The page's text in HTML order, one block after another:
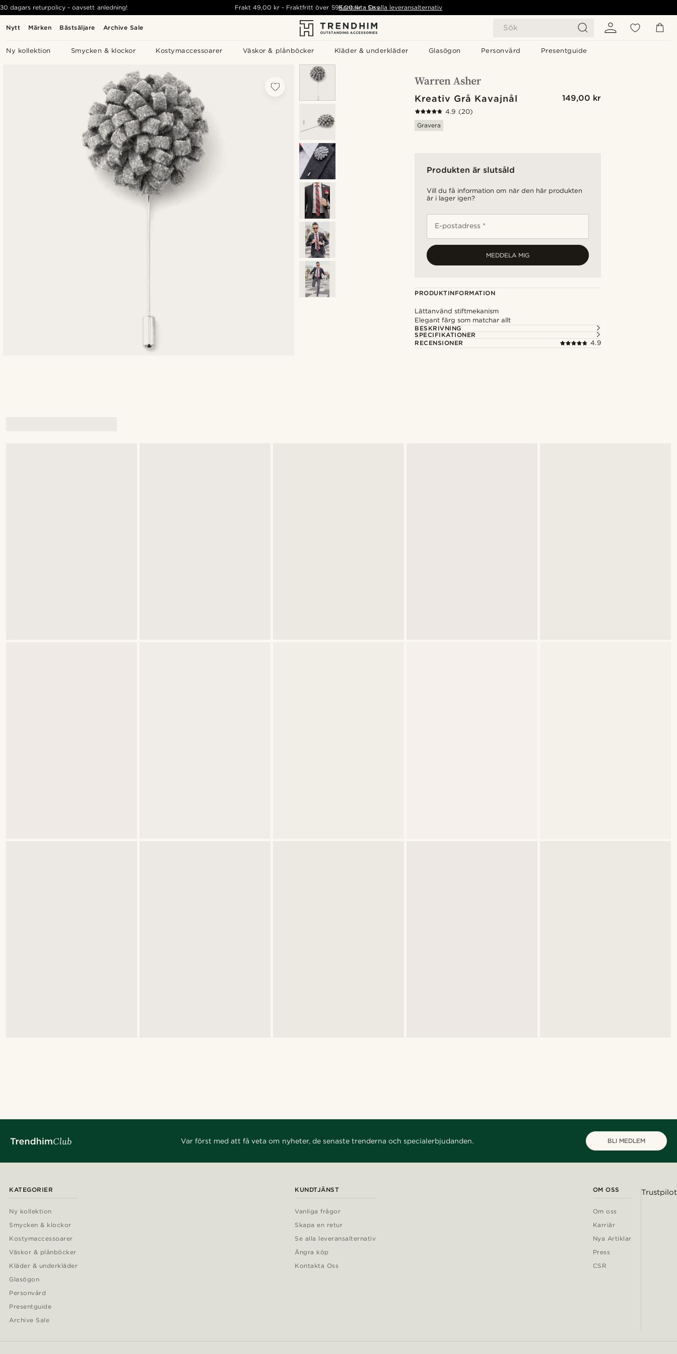
Nytt Märken Bästsäljare Archive Sale Sök
Ny kollektion Smycken & klockor Kostymaccessoarer Väskor & plånböcker Kläder & underkläder Glasögon Personvård Presentguide
30 dagars returpolicy - oavsett anledning! Frakt49,00 kr - Fraktfritt över 595,00 kr - Se alla leveransalternativ
Kontakta Oss
Kreativ Grå Kavajnål 149,00 kr
4.9 (20)
Gravera
Produkten är slutsåld
Vill du få information om när den här produkten
är i lager igen?
E-postadress *
MEDDELA MIG
PRODUKTINFORMATION
Lättanvänd stiftmekanism
Elegant färg som matchar allt
BESKRIVNING
SPECIFIKATIONER
RECENSIONER
4.9
Var först med att få veta om nyheter, de senaste trenderna och specialerbjudanden. BLI MEDLEM
KATEGORIER
Ny kollektion
Smycken & klockor
Kostymaccessoarer
Väskor & plånböcker
Kläder & underkläder
Glasögon
Personvård
Presentguide
Archive Sale
KUNDTJÄNST
Vanliga frågor
Skapa en retur
Se alla leveransalternativ
Ångra köp
Kontakta Oss
OM OSS
Om oss
Karriär
Nya Artiklar
Press
CSR
Trustpilot